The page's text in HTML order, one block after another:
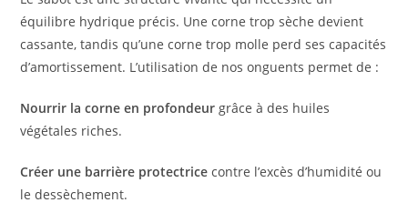
équilibre hydrique précis. Une corne trop sèche devient
cassante, tandis qu’une corne trop molle perd ses capacités
d’amortissement. L’utilisation de nos onguents permet de :
Nourrir la corne en profondeur grâce à des huiles
végétales riches.
Créer une barrière protectrice contre l’excès d’humidité ou
le dessèchement.